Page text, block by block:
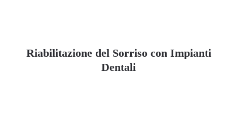
Riabilitazione del Sorriso con Impianti
Dentali